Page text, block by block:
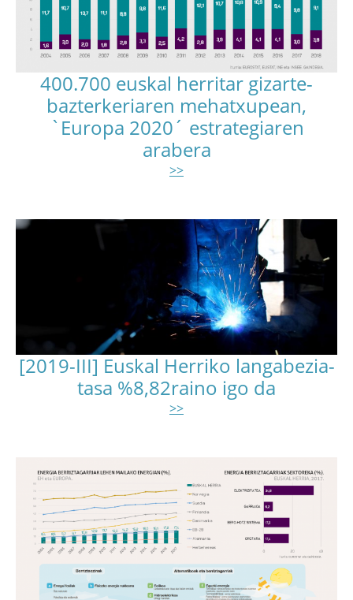
400.700 euskal herritar gizarte-
bazterkeriaren mehatxupean,
`Europa 2020´ estrategiaren
arabera
>>
[2019-III] Euskal Herriko langabezia-
tasa %8,82raino igo da
>>